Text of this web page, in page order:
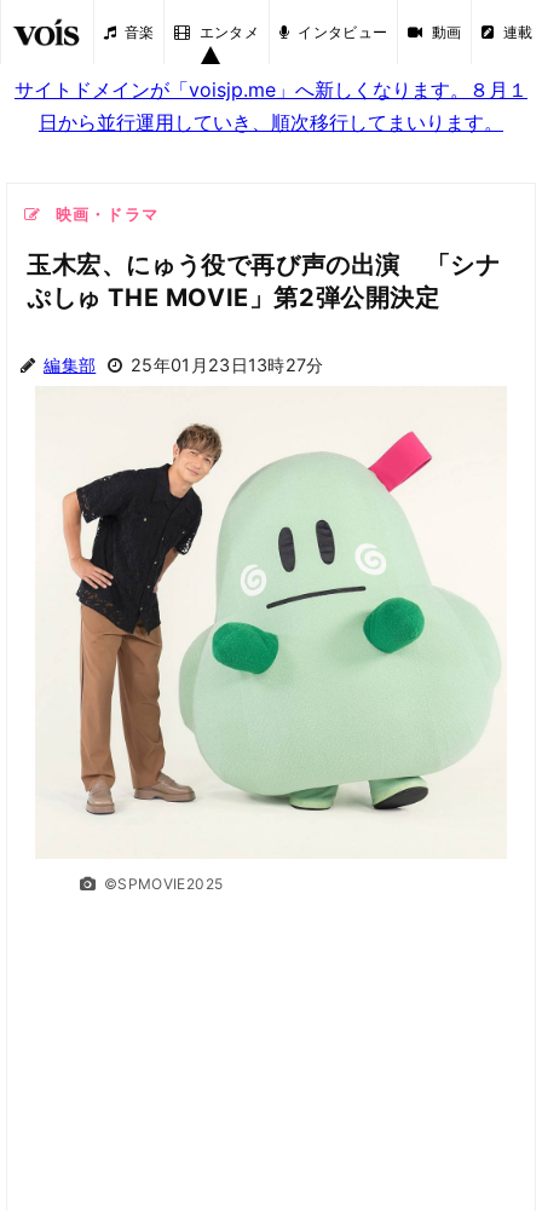
音楽 エンタメ インタビュー 動画 連載
サイトドメインが「voisjp.me」へ新しくなります。８月１
日から並行運用していき、順次移行してまいります。
映画・ドラマ
玉木宏、にゅう役で再び声の出演 「シナ
ぷしゅ THE MOVIE」第2弾公開決定
編集部 25年01月23日13時27分
©SPMOVIE2025